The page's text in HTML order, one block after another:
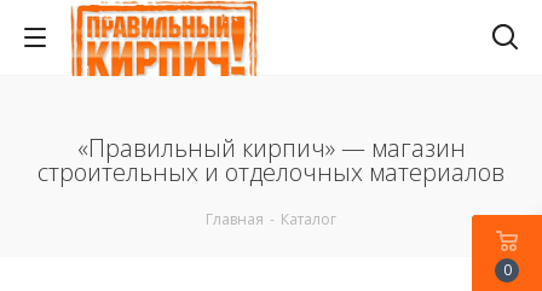
«Правильный кирпич» — магазин
строительных и отделочных материалов
Главная - Каталог
0